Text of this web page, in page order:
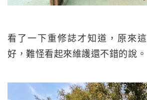
看了一下重修誌才知道，原來
好，難怪看起來維護還不錯的說。